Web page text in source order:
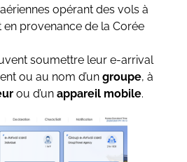
opérant des vols à
en provenance de la Corée
soumettre leur e-arrival
ou au nom d’un groupe, à
ou d’un appareil mobile.